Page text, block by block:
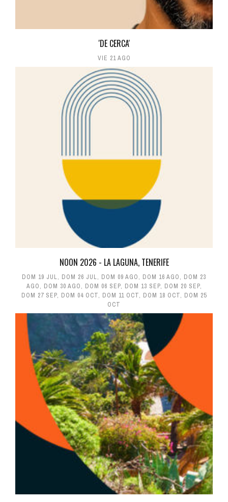
'DE CERCA'
VIE 21 AGO
NOON 2026 - LA LAGUNA, TENERIFE
DOM 19 JUL, DOM 26 JUL, DOM 09 AGO, DOM 16 AGO, DOM 23
AGO, DOM 30 AGO, DOM 06 SEP, DOM 13 SEP, DOM 20 SEP,
DOM 27 SEP, DOM 04 OCT, DOM 11 OCT, DOM 18 OCT, DOM 25
OCT